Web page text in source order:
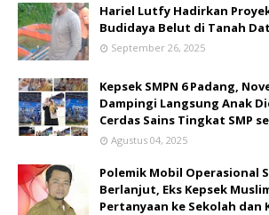
Hariel Lutfy Hadirkan
Budidaya Belut di Tanah
September 26, 2025
Kepsek SMPN 6 Padang,
Dampingi Langsung Anak
Cerdas Sains Tingkat SMP
Agustus 04, 2025
Polemik Mobil Operasional
Berlanjut, Eks Kepsek
Pertanyaan ke Sekolah dan